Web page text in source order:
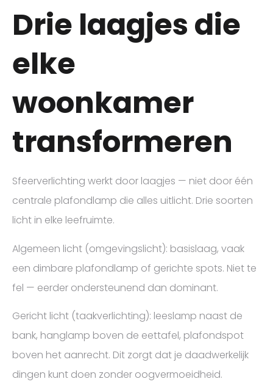
Drie laagjes die
elke
woonkamer
transformeren
Sfeerverlichting werkt door laagjes — niet door één
centrale plafondlamp die alles uitlicht. Drie soorten
licht in elke leefruimte.
Algemeen licht (omgevingslicht): basislaag, vaak
een dimbare plafondlamp of gerichte spots. Niet te
fel — eerder ondersteunend dan dominant.
Gericht licht (taakverlichting): leeslamp naast de
bank, hanglamp boven de eettafel, plafondspot
boven het aanrecht. Dit zorgt dat je daadwerkelijk
dingen kunt doen zonder oogvermoeidheid.